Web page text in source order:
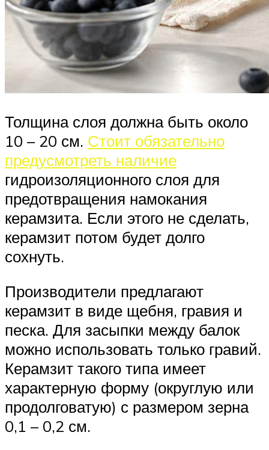
Толщина слоя должна быть около
10 – 20 см. Стоит обязательно
предусмотреть наличие
гидроизоляционного слоя для
предотвращения намокания
керамзита. Если этого не сделать,
керамзит потом будет долго
сохнуть.
Производители предлагают
керамзит в виде щебня, гравия и
песка. Для засыпки между балок
можно использовать только гравий.
Керамзит такого типа имеет
характерную форму (округлую или
продолговатую) с размером зерна
0,1 – 0,2 см.